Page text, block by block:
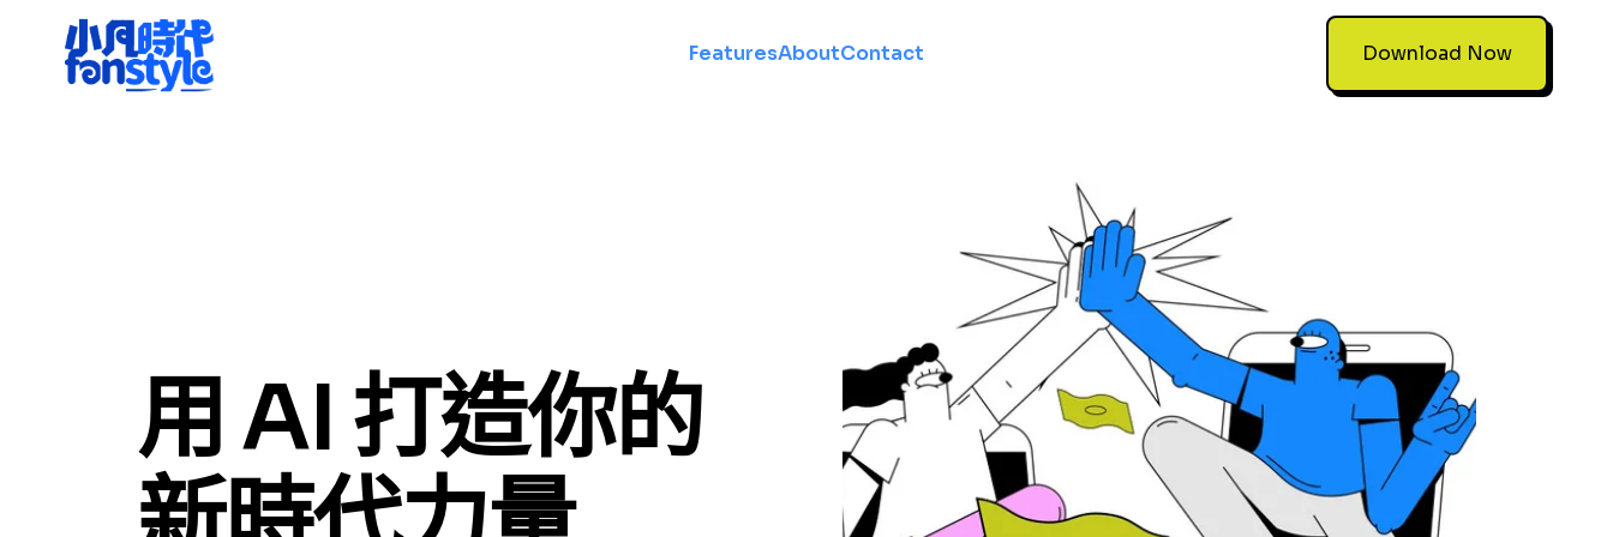
FeaturesAboutContact Download Now
用 AI 打造你的